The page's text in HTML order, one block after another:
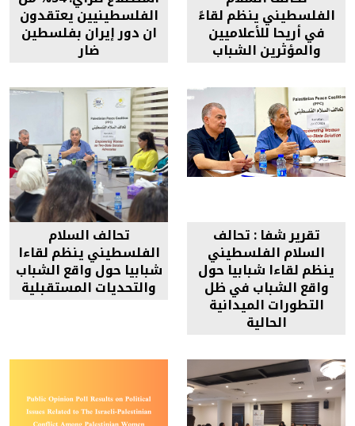
الفلسطيني ينظم لقاءً
في أريحا للأعلاميين
والمؤثرين الشباب
الفلسطينيين يعتقدون
ان دور إيران بفلسطين
ضار
تقرير شفا : تحالف
السلام الفلسطيني
ينظم لقاءا شبابيا حول
واقع الشباب في ظل
التطورات الميدانية
الحالية
تحالف السلام
الفلسطيني ينظم لقاءا
شبابيا حول واقع الشباب
والتحديات المستقبلية